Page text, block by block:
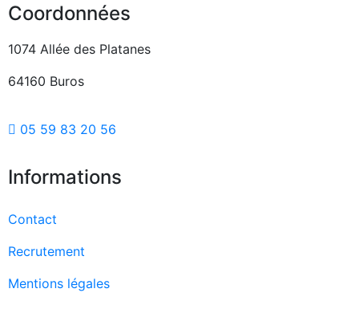
Coordonnées
1074 Allée des Platanes
64160 Buros
05 59 83 20 56
Informations
Contact
Recrutement
Mentions légales